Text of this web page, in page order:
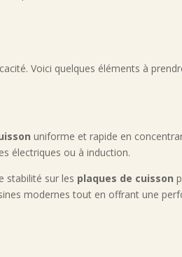
Voici quelques éléments à
uniforme et rapide en
électriques ou à induction.
stabilité sur les plaques de cuisson
modernes tout en offrant une